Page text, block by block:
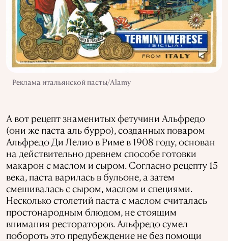
Реклама итальянской пасты/Alamy
А вот рецепт знаменитых фетучини Альфредо
(они же паста аль бурро), созданных поваром
Альфредо Ди Лелио в Риме в 1908 году, основан
на действительно древнем способе готовки
макарон с маслом и сыром. Согласно рецепту 15
века, паста варилась в бульоне, а затем
смешивалась с сыром, маслом и специями.
Несколько столетий паста с маслом считалась
простонародным блюдом, не стоящим
внимания рестораторов. Альфредо сумел
побороть это предубеждение не без помощи